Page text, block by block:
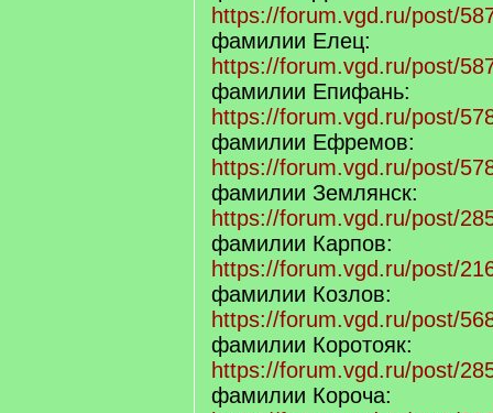
https://forum.vgd.ru/post/
фамилии Елец:
https://forum.vgd.ru/post/
фамилии Епифань:
https://forum.vgd.ru/post/
фамилии Ефремов:
https://forum.vgd.ru/post/
фамилии Землянск:
https://forum.vgd.ru/post/
фамилии Карпов:
https://forum.vgd.ru/post/
фамилии Козлов:
https://forum.vgd.ru/post/
фамилии Коротояк:
https://forum.vgd.ru/post/
фамилии Короча: